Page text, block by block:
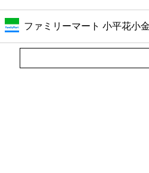
ファミリーマート 小平花小